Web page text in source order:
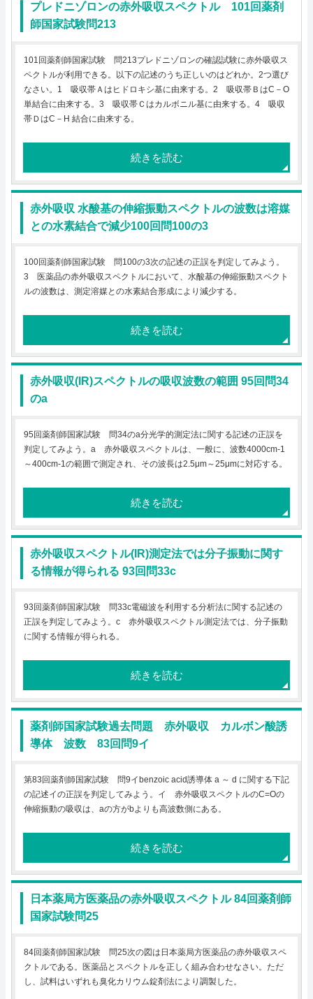
プレドニゾロンの赤外吸収スペクトル 101回薬剤
師国家試験問213
101回薬剤師国家試験 問213プレドニゾロンの確認試験に赤外吸収ス
ペクトルが利用できる。以下の記述のうち正しいのはどれか。2つ選び
なさい。1 吸収帯Ａはヒドロキシ基に由来する。2 吸収帯ＢはC－O
単結合に由来する。3 吸収帯Ｃはカルボニル基に由来する。4 吸収
帯ＤはC－H 結合に由来する。
続きを読む
赤外吸収 水酸基の伸縮振動スペクトルの波数は溶媒
との水素結合で減少100回問100の3
100回薬剤師国家試験 問100の3次の記述の正誤を判定してみよう。
3 医薬品の赤外吸収スペクトルにおいて、水酸基の伸縮振動スペクト
ルの波数は、測定溶媒との水素結合形成により減少する。
続きを読む
赤外吸収(IR)スペクトルの吸収波数の範囲 95回問34
のa
95回薬剤師国家試験 問34のa分光学的測定法に関する記述の正誤を
判定してみよう。a 赤外吸収スペクトルは、一般に、波数4000cm-1
～400cm-1の範囲で測定され、その波長は2.5μm～25μmに対応する。
続きを読む
赤外吸収スペクトル(IR)測定法では分子振動に関す
る情報が得られる 93回問33c
93回薬剤師国家試験 問33c電磁波を利用する分析法に関する記述の
正誤を判定してみよう。c 赤外吸収スペクトル測定法では、分子振動
に関する情報が得られる。
続きを読む
薬剤師国家試験過去問題 赤外吸収 カルボン酸誘
導体 波数 83回問9イ
第83回薬剤師国家試験 問9イbenzoic acid誘導体 a ～ d に関する下記
の記述イの正誤を判定してみよう。イ 赤外吸収スペクトルのC=Oの
伸縮振動の吸収は、aの方がbよりも高波数側にある。
続きを読む
日本薬局方医薬品の赤外吸収スペクトル 84回薬剤師
国家試験問25
84回薬剤師国家試験 問25次の図は日本薬局方医薬品の赤外吸収スペ
クトルである。医薬品とスペクトルを正しく組み合わせなさい。ただ
し、試料はいずれも臭化カリウム錠剤法により調製した。